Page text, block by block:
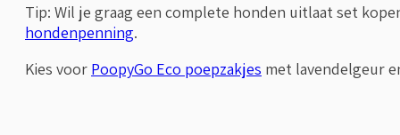
Tip: Wil je graag een complete honden uitlaat set
hondenpenning.
Kies voor PoopyGo Eco poepzakjes met lavendelgeur